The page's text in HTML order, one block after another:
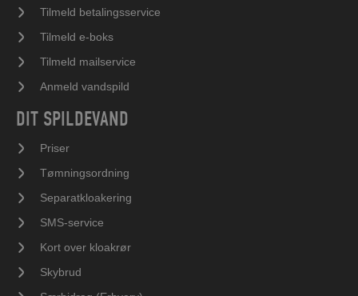
Tilmeld betalingsservice
Tilmeld e-boks
Tilmeld mailservice
Anmeld vandspild
DIT SPILDEVAND
Priser
Tømningsordning
Separatkloakering
SMS-service
Kort over kloakrør
Skybrud